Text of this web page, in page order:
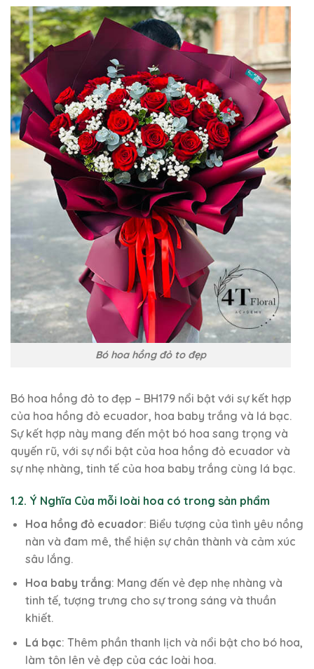
Bó hoa hồng đỏ to đẹp
Bó hoa hồng đỏ to đẹp – BH179 nổi bật với sự kết hợp
của hoa hồng đỏ ecuador, hoa baby trắng và lá bạc.
Sự kết hợp này mang đến một bó hoa sang trọng và
quyến rũ, với sự nổi bật của hoa hồng đỏ ecuador và
sự nhẹ nhàng, tinh tế của hoa baby trắng cùng lá bạc.
1.2. Ý Nghĩa Của mỗi loài hoa có trong sản phẩm
Hoa hồng đỏ ecuador: Biểu tượng của tình yêu nồng
nàn và đam mê, thể hiện sự chân thành và cảm xúc
sâu lắng.
Hoa baby trắng: Mang đến vẻ đẹp nhẹ nhàng và
tinh tế, tượng trưng cho sự trong sáng và thuần
khiết.
Lá bạc: Thêm phần thanh lịch và nổi bật cho bó hoa,
làm tôn lên vẻ đẹp của các loài hoa.